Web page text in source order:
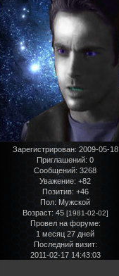
Зарегистрирован: 2009-05-18
Приглашений: 0
Сообщений: 3268
Уважение: +82
Позитив: +46
Пол:Мужской
Возраст: 45 [1981-02-02]
Провел на форуме:
1 месяц 27 дней
Последний визит:
2011-02-17 14:43:03